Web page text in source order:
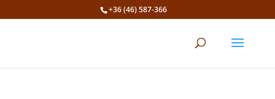
+36 (46) 587-366